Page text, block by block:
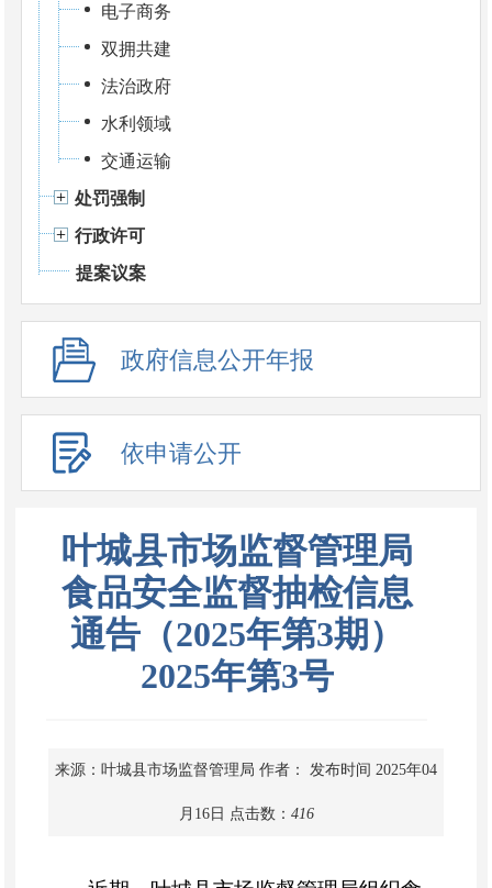
电子商务
双拥共建
法治政府
水利领域
交通运输
处罚强制
行政许可
提案议案
政府信息公开年报
依申请公开
叶城县市场监督管理局
食品安全监督抽检信息
通告（2025年第3期）
2025年第3号
来源：叶城县市场监督管理局 作者： 发布时间 2025年04
月16日 点击数： 416